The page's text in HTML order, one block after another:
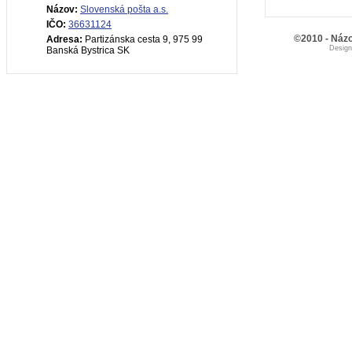
Názov: Slovenská pošta a.s.
IČO: 36631124
Adresa: Partizánska cesta 9, 975 99
Banská Bystrica SK
©2010 -